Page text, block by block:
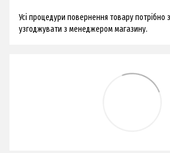
Усі процедури повернення товару потрібно
узгоджувати з менеджером магазину.